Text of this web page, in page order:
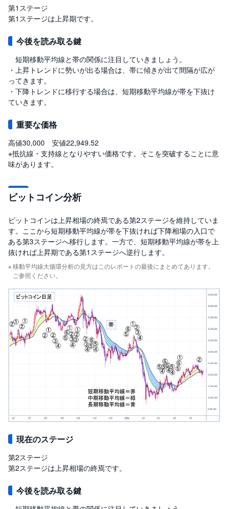
第1ステージ
第1ステージは上昇期です。
今後を読み取る鍵
短期移動平均線と帯の関係に注目していきましょう。
・上昇トレンドに勢いが出る場合は、帯に傾きが出て間隔が広が
ってきます。
・下降トレンドに移行する場合は、短期移動平均線が帯を下抜け
ていきます。
重要な価格
高値30,000 安値22,949.52
※抵抗線・支持線となりやすい価格です。そこを突破することに意
味があります。
ビットコイン分析
ビットコインは上昇相場の終焉である第2ステージを維持していま
す。ここから短期移動平均線が帯を下抜ければ下降相場の入口で
ある第3ステージへ移行します。一方で、短期移動平均線が帯を上
抜ければ上昇期である第1ステージへ逆行します。
移動平均線大循環分析の見方はこのレポートの最後にまとめてあります。
ご参照ください。
現在のステージ
第2ステージ
第2ステージは上昇相場の終焉です。
今後を読み取る鍵